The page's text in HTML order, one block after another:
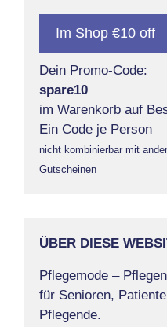
Im Shop €10 off
Dein Promo-Code:
spare10
im Warenkorb auf
Ein Code je Person
nicht kombinierbar mit
Gutscheinen
ÜBER DIESE
Pflegemode –
für Senioren,
Pflegende.